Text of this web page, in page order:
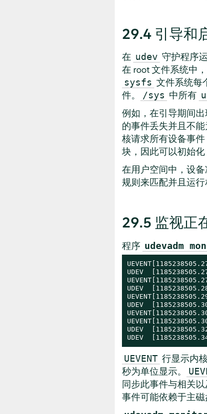
29.4 引导和
在 udev 守护程序
在 root 文件系统中
sysfs 文件系统每
件。
/sys 中所有
例如，在引导期间
的事件丢失并且不
核请求所有设备事
块，因此可以初始化
在用户空间中，设
规则来匹配并且运行
29.5 监视正
程序 udevadm
UDEV
UDEV
UDEV
UDEV
UDEV
UEVENT 行显示内
秒为单位显示。
同步此事件与相关
事件可能依赖于主磁